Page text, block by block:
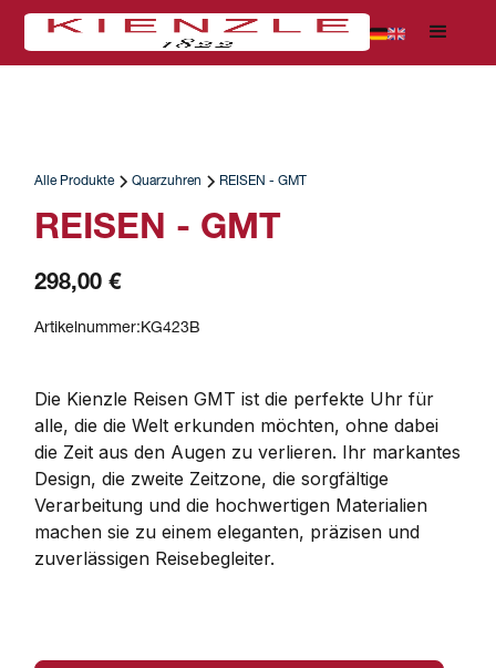
Alle Produkte Quarzuhren REISEN - GMT
REISEN - GMT
298,00 €
Artikelnummer:KG423B
Die Kienzle Reisen GMT ist die perfekte Uhr für
alle, die die Welt erkunden möchten, ohne dabei
die Zeit aus den Augen zu verlieren. Ihr markantes
Design, die zweite Zeitzone, die sorgfältige
Verarbeitung und die hochwertigen Materialien
machen sie zu einem eleganten, präzisen und
zuverlässigen Reisebegleiter.